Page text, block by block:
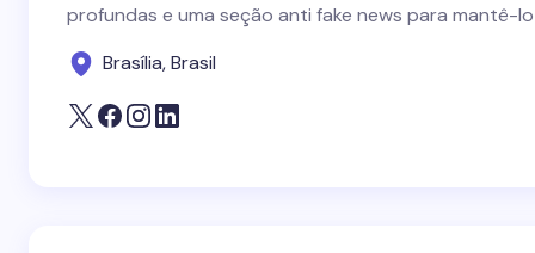
profundas e uma seção anti fake news para mantê-
Brasília, Brasil